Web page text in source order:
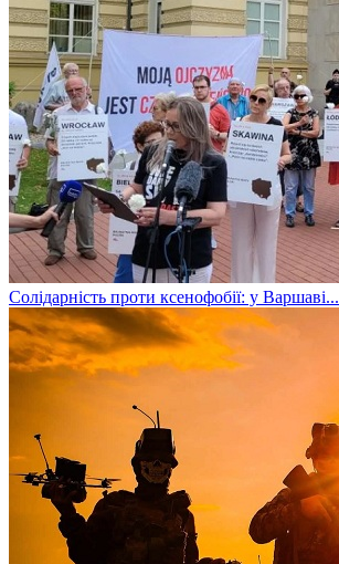
​Солідарність проти ксенофобії: у Варшаві...